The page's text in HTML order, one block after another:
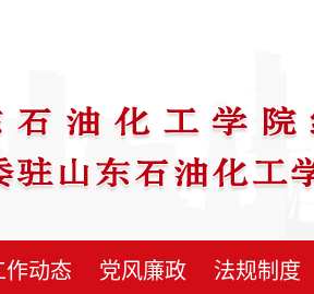
作动态 党风廉政 法规制度